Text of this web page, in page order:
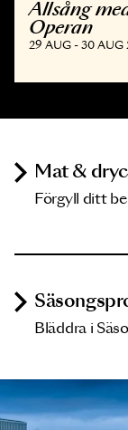
Allsång
Operan
29 AUG - 30 AUG
Mat &
Förgyll ditt
Bläddra i